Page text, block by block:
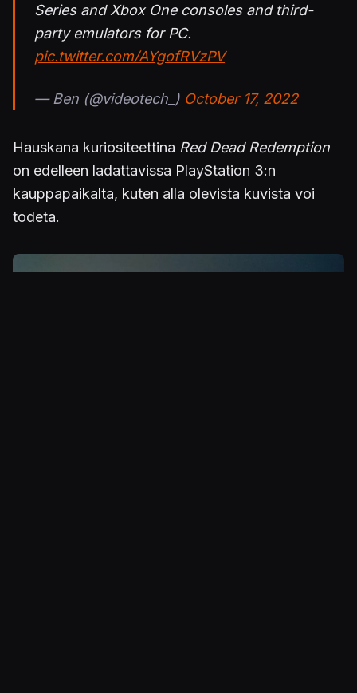
Series and Xbox One consoles and third-
party emulators for PC.
pic.twitter.com/AYgofRVzPV
— Ben (@videotech_) October 17, 2022
Hauskana kuriositeettina Red Dead Redemption
on edelleen ladattavissa PlayStation 3:n
kauppapaikalta, kuten alla olevista kuvista voi
todeta.
Kuva